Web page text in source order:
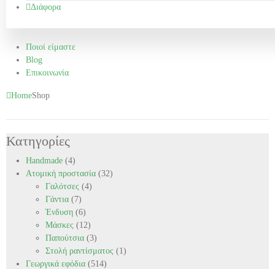
Διάφορα
Ποιοί είμαστε
Blog
Επικοινωνία
HomeShop
Κατηγορίες
Handmade (4)
Ατομική προστασία (32)
Γαλότσες (4)
Γάντια (7)
Ένδυση (6)
Μάσκες (12)
Παπούτσια (3)
Στολή ραντίσματος (1)
Γεωργικά εφόδια (514)